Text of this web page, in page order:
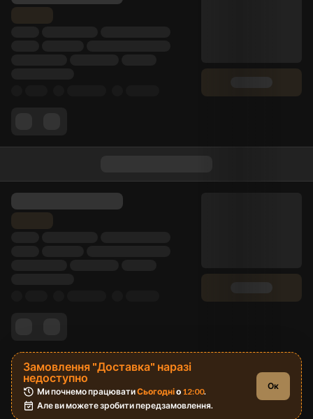
Замовлення "Доставка" наразі
недоступно
Ми почнемо працювати Сьогодні о 12:00.
Але ви можете зробити передзамовлення.
Ок